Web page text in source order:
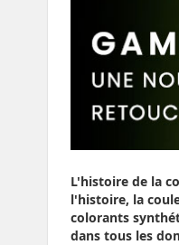
L'histoire de la
l'histoire, la
colorants
dans tous les